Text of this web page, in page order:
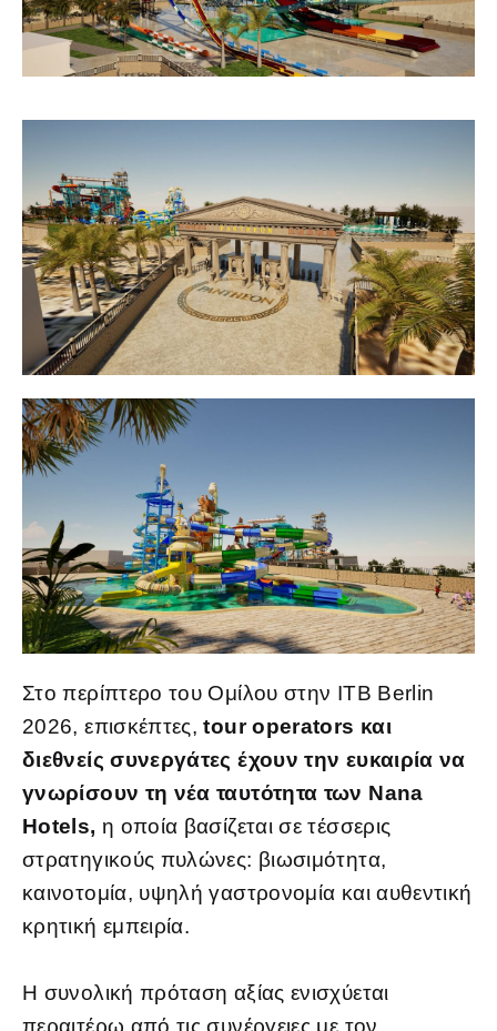
Στο περίπτερο του Ομίλου στην ITB Berlin
2026, επισκέπτες,tour operators και
διεθνείς συνεργάτες έχουν την ευκαιρία να
γνωρίσουν τη νέα ταυτότητα των Nana
Hotels, η οποία βασίζεται σε τέσσερις
στρατηγικούς πυλώνες: βιωσιμότητα,
καινοτομία, υψηλή γαστρονομία και αυθεντική
κρητική εμπειρία.
Η συνολική πρόταση αξίας ενισχύεται
περαιτέρω από τις συνέργειες με τον